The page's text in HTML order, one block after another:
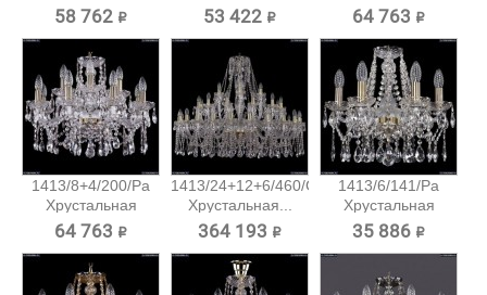
58 762 ₽
подвесная...
53 422 ₽
подвесная...
64 763 ₽
1413/8+4/200/Pa
Хрустальная
подвесная...
64 763 ₽
1413/24+12+6/460/G
Хрустальная...
364 193 ₽
1413/6/141/Pa
Хрустальная
подвесная...
35 886 ₽